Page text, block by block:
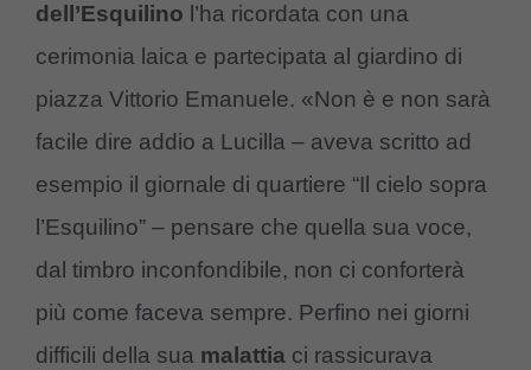
dell’Esquilino l’ha ricordata con una
cerimonia laica e partecipata al giardino di
piazza Vittorio Emanuele. «Non è e non sarà
facile dire addio a Lucilla – aveva scritto ad
esempio il giornale di quartiere “Il cielo sopra
l’Esquilino” – pensare che quella sua voce,
dal timbro inconfondibile, non ci conforterà
più come faceva sempre. Perfino nei giorni
difficili della sua malattia ci rassicurava